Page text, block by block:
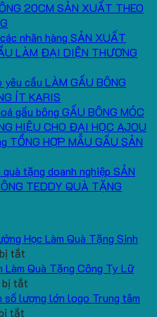
20CM SẢN XUẤT THEO
SẢN XUẤT
LÀM ĐẠI DIỆN THƯƠNG
LÀM GẤU BÔNG
ÍT KARIS
GẤU BÔNG MÓC
HIỆU CHO ĐẠI HỌC AJOU
TỔNG HỢP MẪU GẤU SẢN
SẢN
TEDDY QUÀ TẶNG
Học Làm Quà Tặng Sinh
tắt
Gấu
Bông
Mini
Quà Tặng Công Ty Lữ
bị tắt
Gối
lượng lớn logo Trung tâm
tắt